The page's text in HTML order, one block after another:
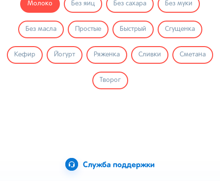
Молоко Без яиц Без сахара Без муки
Без масла Простые Быстрый Сгущенка
Кефир Йогурт Ряженка Сливки Сметана
Творог
Служба поддержки